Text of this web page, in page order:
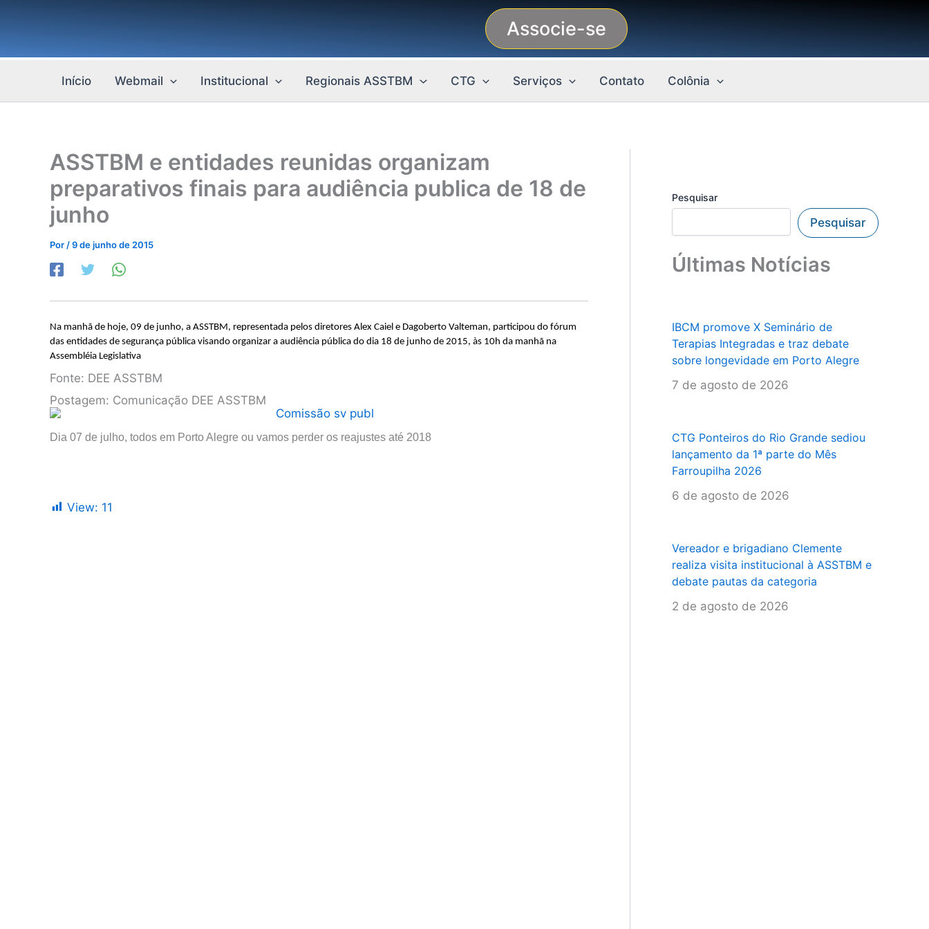
conteúdo
Associe-se
Início Webmail Institucional Regionais ASSTBM CTG Serviços Contato Colônia
ASSTBM e entidades reunidas organizam
preparativos finais para audiência publica de 18 de
junho
Por /9 de junho de 2015
Na manhã de hoje, 09 de junho, a ASSTBM, representada pelos diretores Alex Caiel e Dagoberto Valteman, participou do fórum
das entidades de segurança pública visando organizar a audiência pública do dia 18 de junho de 2015, às 10h da manhã na
Assembléia Legislativa
Fonte: DEE ASSTBM
Postagem: Comunicação DEE ASSTBM
Dia 07 de julho, todos em Porto Alegre ou vamos perder os reajustes até 2018
View: 11
Pesquisar
Pesquisar
Últimas Notícias
IBCM promove X Seminário de
Terapias Integradas e traz debate
sobre longevidade em Porto Alegre
7 de agosto de 2026
CTG Ponteiros do Rio Grande sediou
lançamento da 1ª parte do Mês
Farroupilha 2026
6 de agosto de 2026
Vereador e brigadiano Clemente
realiza visita institucional à ASSTBM e
debate pautas da categoria
2 de agosto de 2026